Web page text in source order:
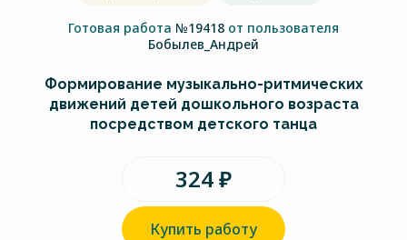
Готовая работа №19418 от пользователя
Бобылев_Андрей
Формирование музыкально-ритмических
движений детей дошкольного возраста
посредством детского танца
324 ₽
Купить работу